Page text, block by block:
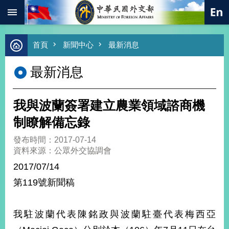
跳到主要內容區塊
進
階
尋
熱
總
合
外
價
外
交
首頁 新聞中心 最新消息
最新消息
我與波蘭簽署建立農業領域諮商機
制瞭解備忘錄
發布時間：2017-07-14
資料來源：公眾外交協調會
2017/07/14
第119號新聞稿
我駐波蘭代表陳銘政與波蘭駐臺代表梅西亞